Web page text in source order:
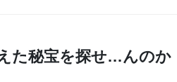
た秘宝を探せ…んのか